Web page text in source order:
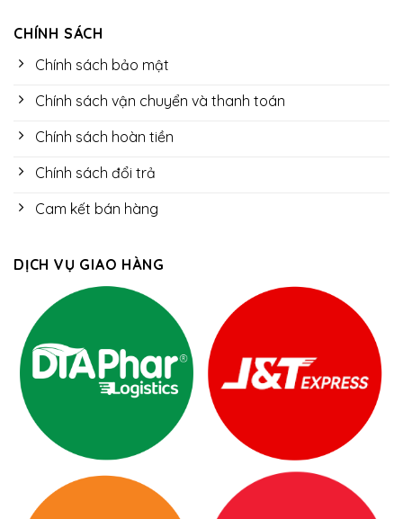
CHÍNH SÁCH
Chính sách bảo mật
Chính sách vận chuyển và thanh toán
Chính sách hoàn tiền
Chính sách đổi trả
Cam kết bán hàng
DỊCH VỤ GIAO HÀNG